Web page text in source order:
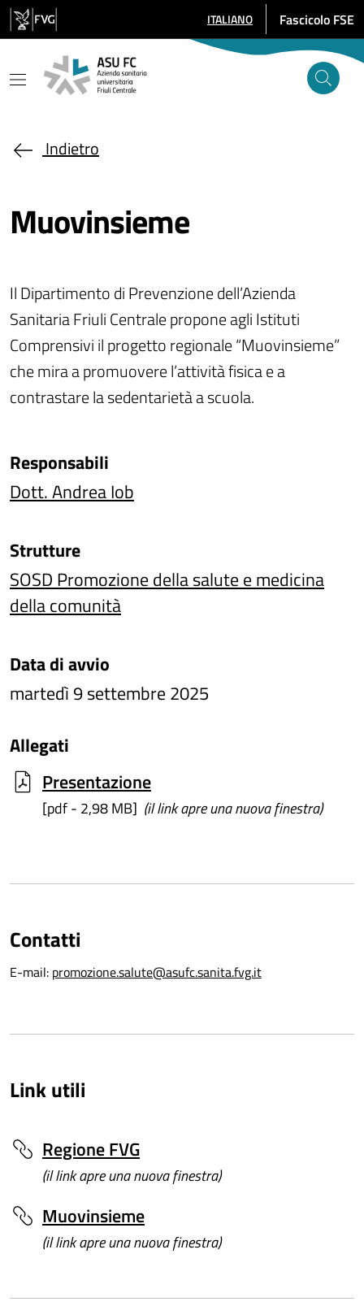
Salta al contenuto principale
SELEZIONE LINGUA: LINGUA
ITALIANO Fascicolo FSE
Indietro
Muovinsieme
Il Dipartimento di Prevenzione dell’Azienda
Sanitaria Friuli Centrale propone agli Istituti
Comprensivi il progetto regionale “Muovinsieme”
che mira a promuovere l’attività fisica e a
contrastare la sedentarietà a scuola.
Responsabili
Dott. Andrea Iob
Strutture
SOSD Promozione della salute e medicina
della comunità
Data di avvio
martedì 9 settembre 2025
Allegati
Presentazione
[pdf - 2,98 MB] (il link apre una nuova finestra)
Contatti
E-mail: promozione.salute@asufc.sanita.fvg.it
Link utili
Regione FVG
(il link apre una nuova finestra)
Muovinsieme
(il link apre una nuova finestra)